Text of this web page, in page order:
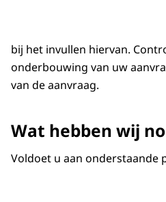
bij het invullen hiervan.
onderbouwing van uw
van de aanvraag.
Wat hebben wij
Voldoet u aan onderstaande